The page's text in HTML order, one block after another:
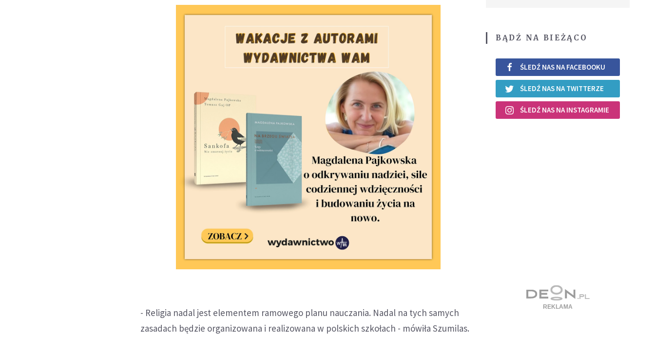
- Religia nadal jest elementem ramowego planu nauczania. Nadal na tych samych
zasadach będzie organizowana i realizowana w polskich szkołach - mówiła Szumilas.
BĄDŹ NA BIEŻĄCO
ŚLEDŹ NAS NA FACEBOOKU
ŚLEDŹ NAS NA TWITTERZE
ŚLEDŹ NAS NA INSTAGRAMIE